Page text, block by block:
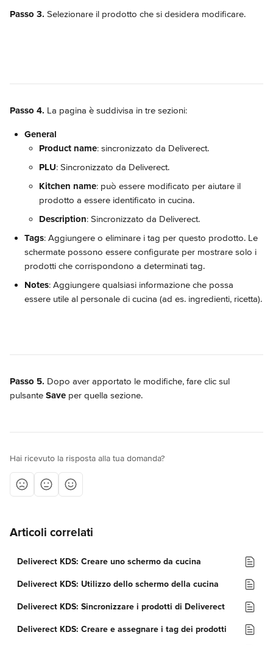
Passo 3. Selezionare il prodotto che si desidera modificare.
Passo 4. La pagina è suddivisa in tre sezioni:
General
Product name: sincronizzato da Deliverect.
PLU: Sincronizzato da Deliverect.
Kitchen name: può essere modificato per aiutare il
prodotto a essere identificato in cucina.
Description: Sincronizzato da Deliverect.
Tags: Aggiungere o eliminare i tag per questo prodotto. Le
schermate possono essere configurate per mostrare solo i
prodotti che corrispondono a determinati tag.
Notes: Aggiungere qualsiasi informazione che possa
essere utile al personale di cucina (ad es. ingredienti, ricetta).
Passo 5. Dopo aver apportato le modifiche, fare clic sul
pulsante Save per quella sezione.
Hai ricevuto la risposta alla tua domanda?
Articoli correlati
Deliverect KDS: Creare uno schermo da cucina
Deliverect KDS: Utilizzo dello schermo della cucina
Deliverect KDS: Sincronizzare i prodotti di Deliverect
Deliverect KDS: Creare e assegnare i tag dei prodotti